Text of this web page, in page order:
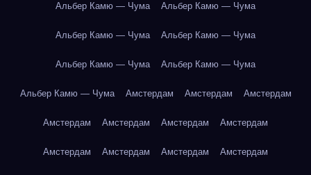
Альбер Камю — Чума Альбер Камю — Чума
Альбер Камю — Чума Альбер Камю — Чума
Альбер Камю — Чума Альбер Камю — Чума
Альбер Камю — Чума Амстердам Амстердам Амстердам
Амстердам Амстердам Амстердам Амстердам
Амстердам Амстердам Амстердам Амстердам